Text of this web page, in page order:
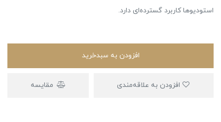
استودیوها کاربرد گسترده‌ای دارد.
افزودن به سبدخرید
مقایسه